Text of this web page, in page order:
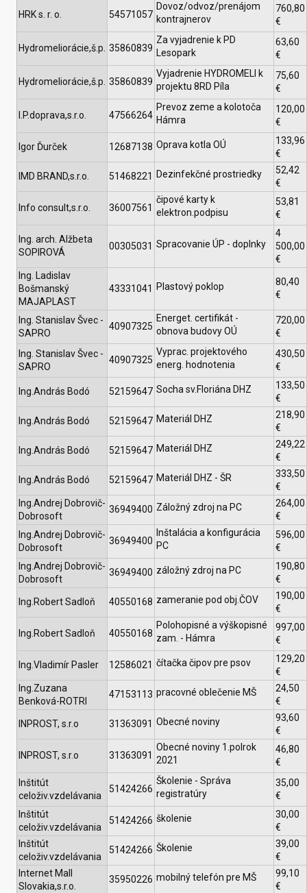
HRK s. r. o. 54571057
Dovoz/odvoz/prenájom
kontrajnerov
760,80
€
Hydromeliorácie,š.p. 35860839
Za vyjadrenie k PD
Lesopark
63,60
€
Hydromeliorácie,š.p. 35860839
Vyjadrenie HYDROMELI k
projektu 8RD Píla
75,60
€
I.P.doprava,s.r.o. 47566264
Prevoz zeme a kolotoča
Hámra
120,00
€
Igor Ďurček 12687138 Oprava kotla OÚ
133,96
€
IMD BRAND,s.r.o. 51468221 Dezinfekčné prostriedky
52,42
€
Info consult,s.r.o. 36007561
čipové karty k
elektron.podpisu
53,81
€
Ing. arch. Alžbeta
SOPIROVÁ
00305031 Spracovanie ÚP - doplnky
4
500,00
€
Ing. Ladislav
Bošmanský
MAJAPLAST
43331041 Plastový poklop
80,40
€
Ing. Stanislav Švec -
SAPRO
40907325
Energet. certifikát -
obnova budovy OÚ
720,00
€
Ing. Stanislav Švec -
SAPRO
40907325
Vyprac. projektového
energ. hodnotenia
430,50
€
Ing.András Bodó 52159647 Socha sv.Floriána DHZ
133,50
€
Ing.András Bodó 52159647 Materiál DHZ
218,90
€
Ing.András Bodó 52159647 Materiál DHZ
249,22
€
Ing.András Bodó 52159647 Materiál DHZ - ŠR
333,50
€
Ing.Andrej Dobrovič-
Dobrosoft
36949400 Záložný zdroj na PC
264,00
€
Ing.Andrej Dobrovič-
Dobrosoft
36949400
Inštalácia a konfigurácia
PC
596,00
€
Ing.Andrej Dobrovič-
Dobrosoft
36949400 záložný zdroj na PC
190,80
€
Ing.Robert Sadloň 40550168 zameranie pod obj.ČOV
190,00
€
Ing.Robert Sadloň 40550168
Polohopisné a výškopisné
zam. - Hámra
997,00
€
Ing.Vladimír Pasler 12586021 čítačka čipov pre psov
129,20
€
Ing.Zuzana
Benková-ROTRI
47153113 pracovné oblečenie MŠ
24,50
€
INPROST, s.r.o 31363091 Obecné noviny
93,60
€
INPROST, s.r.o 31363091
Obecné noviny 1.polrok
2021
46,80
€
Inštitút
celoživ.vzdelávania
51424266
Školenie - Správa
registratúry
35,00
€
Inštitút
celoživ.vzdelávania
51424266 školenie
30,00
€
Inštitút
celoživ.vzdelávania
51424266 Školenie
39,00
€
Internet Mall
Slovakia,s.r.o.
35950226 mobilný telefón pre MŠ
99,10
€